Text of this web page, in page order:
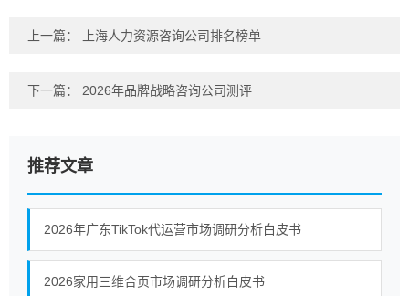
上一篇： 上海人力资源咨询公司排名榜单
下一篇： 2026年品牌战略咨询公司测评
推荐文章
2026年广东TikTok代运营市场调研分析白皮书
2026家用三维合页市场调研分析白皮书